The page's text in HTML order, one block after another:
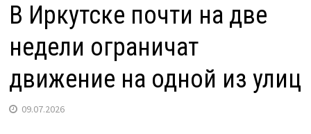
В Иркутске почти на две
недели ограничат
движение на одной из улиц
09.07.2026